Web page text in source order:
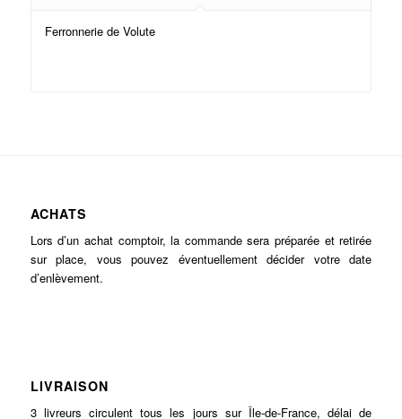
Ferronnerie de Volute
ACHATS
Lors d’un achat comptoir, la commande sera préparée et retirée
sur place, vous pouvez éventuellement décider votre date
d’enlèvement.
LIVRAISON
3 livreurs circulent tous les jours sur Île-de-France, délai de